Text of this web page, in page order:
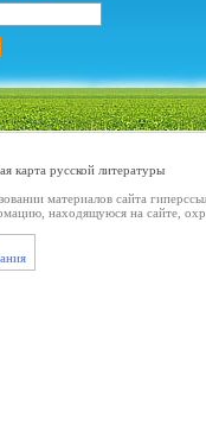
карта русской литературы
материалов сайта
находящуюся на сайте,